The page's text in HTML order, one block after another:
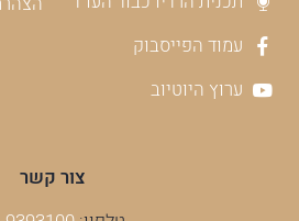
עמוד הפייסבוק
ערוץ היוטיוב
צור קשר